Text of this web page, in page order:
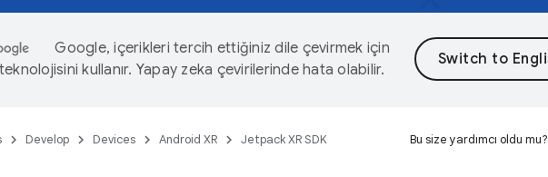
Google, içerikleri tercih ettiğiniz dile çevirmek için
kullanır. Yapay zeka çevirilerinde hata olabilir.
Develop Devices Android XR Jetpack XR SDK Bu size yardımcı oldu mu?